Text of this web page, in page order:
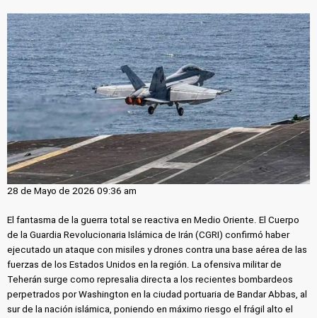
28 de Mayo de 2026 09:36 am
El fantasma de la guerra total se reactiva en Medio Oriente. El Cuerpo
de la Guardia Revolucionaria Islámica de Irán (CGRI) confirmó haber
ejecutado un ataque con misiles y drones contra una base aérea de las
fuerzas de los Estados Unidos en la región. La ofensiva militar de
Teherán surge como represalia directa a los recientes bombardeos
perpetrados por Washington en la ciudad portuaria de Bandar Abbas, al
sur de la nación islámica, poniendo en máximo riesgo el frágil alto el